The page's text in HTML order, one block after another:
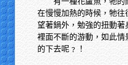
在慢慢加熱的時候，牠往
望著鍋外，勉強的扭動著
裡面不斷的游動，如此情
的下去呢﹖！